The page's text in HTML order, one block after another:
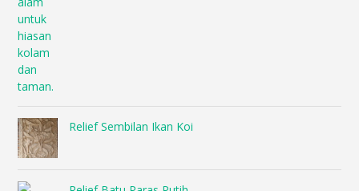
Relief Sembilan Ikan Koi